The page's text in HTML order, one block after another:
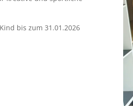
bis zum 31.01.2026